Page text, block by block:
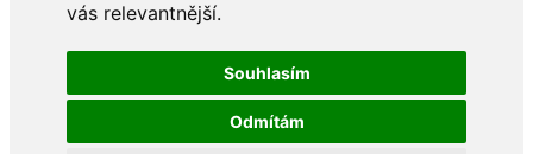
vás relevantnější.
Souhlasím
Odmítám